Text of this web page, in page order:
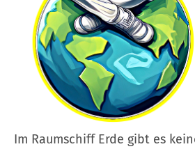
Im Raumschiff Erde gibt es